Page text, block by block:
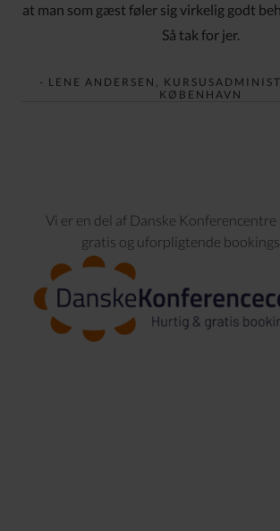
at man som gæst føler sig virkelig godt
Så tak for jer.
- LENE ANDERSEN,
KØBENHAVN
Vi er en del af Danske
gratis og uforpligtende